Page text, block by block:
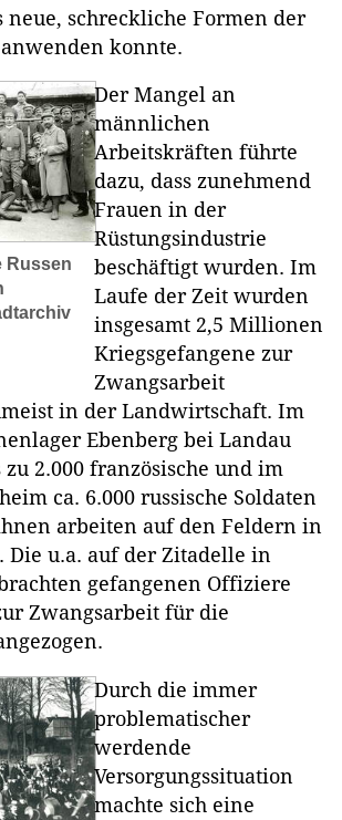
neue, schreckliche Formen der
konnte.
Russen
Der Mangel an
männlichen
Arbeitskräften führte
dazu, dass zunehmend
Frauen in der
Rüstungsindustrie
beschäftigt wurden. Im
Laufe der Zeit wurden
insgesamt 2,5 Millionen
Kriegsgefangene zur
Zwangsarbeit
in der Landwirtschaft. Im
Ebenberg bei Landau
2.000 französische und im
ca. 6.000 russische Soldaten
arbeiten auf den Feldern in
Die u.a. auf der Zitadelle in
gefangenen Offiziere
Zwangsarbeit für die
Durch die immer
problematischer
werdende
Versorgungssituation
machte sich eine